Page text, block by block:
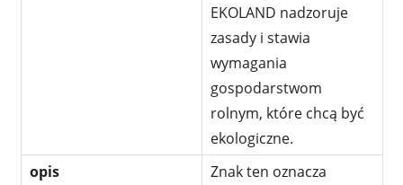
EKOLAND nadzoruje
zasady i stawia
wymagania
gospodarstwom
rolnym, które chcą być
ekologiczne.
opis
Znak ten oznacza